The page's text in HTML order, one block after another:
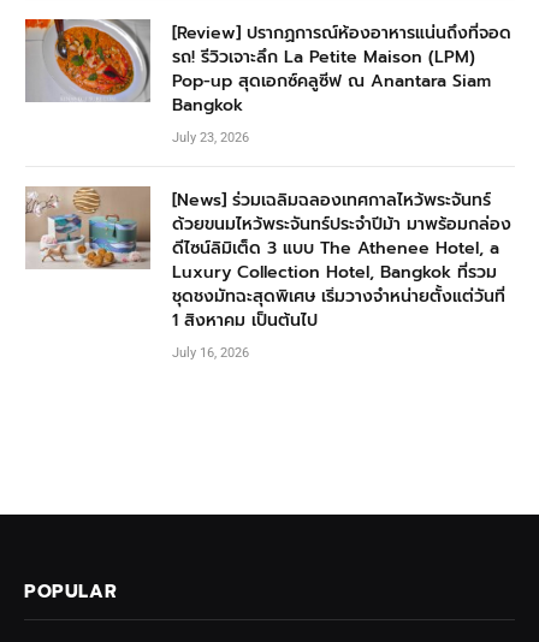
[Review] ปรากฏการณ์ห้องอาหารแน่นถึงที่จอด
รถ! รีวิวเจาะลึก La Petite Maison (LPM)
Pop-up สุดเอกซ์คลูซีฟ ณ Anantara Siam
Bangkok
July 23, 2026
[News] ร่วมเฉลิมฉลองเทศกาลไหว้พระจันทร์
ด้วยขนมไหว้พระจันทร์ประจำปีม้า มาพร้อมกล่อง
ดีไซน์ลิมิเต็ด 3 แบบ The Athenee Hotel, a
Luxury Collection Hotel, Bangkok ที่รวม
ชุดชงมัทฉะสุดพิเศษ เริ่มวางจำหน่ายตั้งแต่วันที่
1 สิงหาคม เป็นต้นไป
July 16, 2026
POPULAR